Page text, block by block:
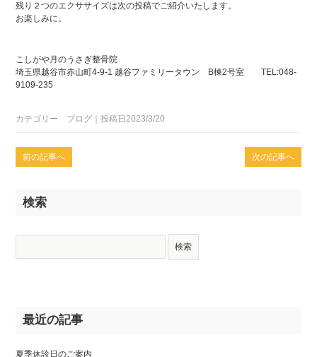
残り２つのエクササイズは次の投稿でご紹介いたします。
お楽しみに。
こしがや月のうさぎ整骨院
埼玉県越谷市赤山町4-9-1 越谷ファミリータウン B棟2号室 TEL:048-
9109-235
カテゴリー ブログ｜投稿日2023/3/20
前の記事へ 次の記事へ
検索
最近の記事
夏季休診日のご案内